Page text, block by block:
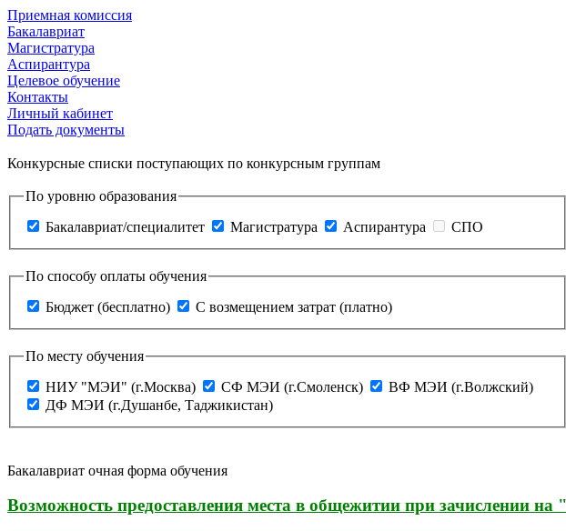
Приемная комиссия
Бакалавриат
Магистратура
Аспирантура
Целевое обучение
Контакты
Личный кабинет
Подать документы
Конкурсные списки поступающих по конкурсным группам
По уровню образования
Бакалавриат/специалитет
Магистратура Аспирантура СПО
По способу оплаты обучения
Бюджет (бесплатно)
С возмещением затрат (платно)
По месту обучения
НИУ "МЭИ" (г.Москва)
СФ МЭИ (г.Смоленск)
ВФ МЭИ (г.Волжский)
ДФ МЭИ (г.Душанбе, Таджикистан)
Бакалавриат очная форма обучения
Возможность предоставления места в общежитии при зачислении